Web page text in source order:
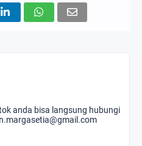
anda bisa langsung hubungi